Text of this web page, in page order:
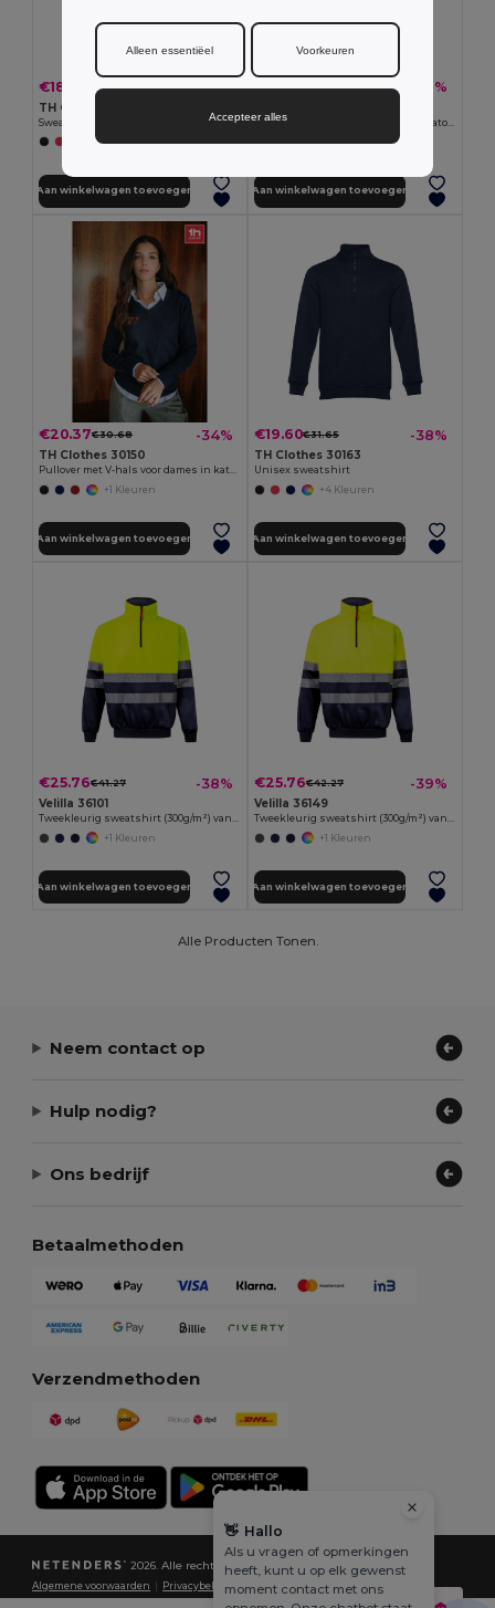
€18.83 €27.24 -31%
TH Clothes 30161
Sweater voor heren in katoen en polyester
+6 Kleuren
Aan winkelwagen toevoegen
€20.37€32.89 -38%
+1 Kleuren
Aan winkelwagen toevoegen
€20.37€30.68 -34%
TH Clothes 30150
Pullover met V-hals voor dames in katoen en polyamide
+1 Kleuren
Aan winkelwagen toevoegen
€19.60€31.65 -38%
TH Clothes 30163
Unisex sweatshirt
+4 Kleuren
Aan winkelwagen toevoegen
€25.76€41.27 -38%
Velilla 36101
Tweekleurig sweatshirt (300g/m²) van polyester fleece (100%)
+1 Kleuren
Aan winkelwagen toevoegen
€25.76€42.27 -39%
Velilla 36149
Tweekleurig sweatshirt (300g/m²) van polyester fleece (100%)
+1 Kleuren
Aan winkelwagen toevoegen
Alle Producten Tonen.
Neem contact op
Hulp nodig?
Ons bedrijf
Betaalmethoden
Verzendmethoden
2026. Alle rechten voorbehouden
Algemene voorwaarden Privacybeleid|Cookiebeleid| Sitemap
Alleen essentiëel Voorkeuren
Accepteer alles
👋 Hallo
Als u vragen of opmerkingen
heeft, kunt u op elk gewenst
moment contact met ons